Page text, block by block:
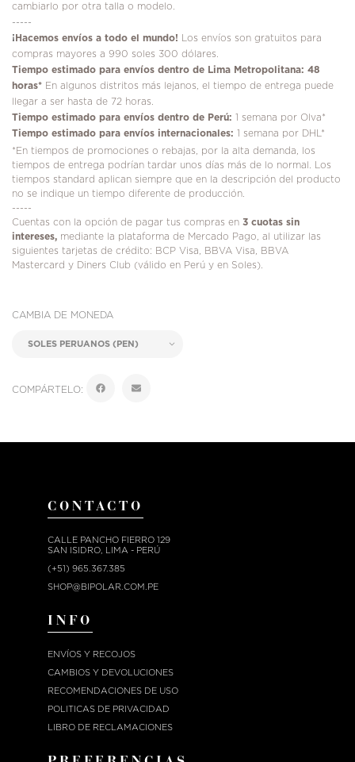
cambiarlo por otra talla o modelo.
-----
¡ Hacemos envíos a todo el mundo! Los envíos son gratuitos para
compras mayores a 990 soles 300 dólares.
Tiempo estimado para envíos dentro de Lima Metropolitana: 48
horas* En algunos distritos más lejanos, el tiempo de entrega puede
llegar a ser hasta de 72 horas.
Tiempo estimado para envíos dentro de Perú: 1 semana por Olva*
Tiempo estimado para envíos internacionales: 1 semana por DHL*
*En tiempos de promociones o rebajas, por la alta demanda, los
tiempos de entrega podrían tardar unos días más de lo normal. Los
tiempos standard aplican siempre que en la descripción del producto
no se indique un tiempo diferente de producción.
-----
Cuentas con la opción de pagar tus compras en 3 cuotas sin
intereses, mediante la plataforma de Mercado Pago, al utilizar las
siguientes tarjetas de crédito: BCP Visa, BBVA Visa, BBVA
Mastercard y Diners Club (válido en Perú y en Soles).
COMPÁRTELO:
CAMBIA DE MONEDA
CONTACTO
CALLE PANCHO FIERRO 129
SAN ISIDRO, LIMA - PERÚ
(+51) 965.367.385
SHOP@BIPOLAR.COM.PE
INFO
ENVÍOS Y RECOJOS
CAMBIOS Y DEVOLUCIONES
RECOMENDACIONES DE USO
POLITICAS DE PRIVACIDAD
LIBRO DE RECLAMACIONES